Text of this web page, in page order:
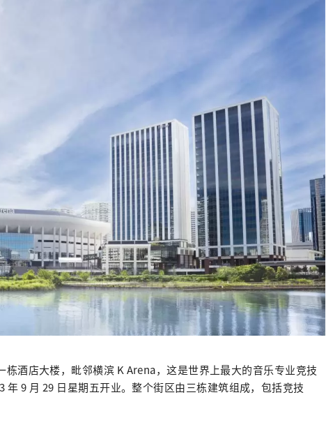
酒店大楼，毗邻横滨 K Arena，这是世界上最大的音乐专业竞技
年 9 月 29 日星期五开业。整个街区由三栋建筑组成，包括竞技